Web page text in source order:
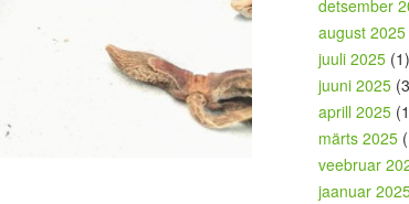
detsember
august 2025
juuli 2025 (1)
juuni 2025
aprill 2025
märts 2025
veebruar
jaanuar